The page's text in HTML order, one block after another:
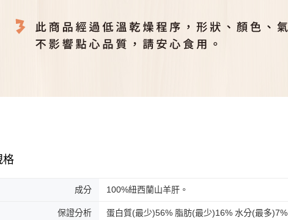
格
成分 100%紐西蘭山羊肝。
保證分析 蛋白質(最少)56% 脂肪(最少)16% 水分(最多)7%